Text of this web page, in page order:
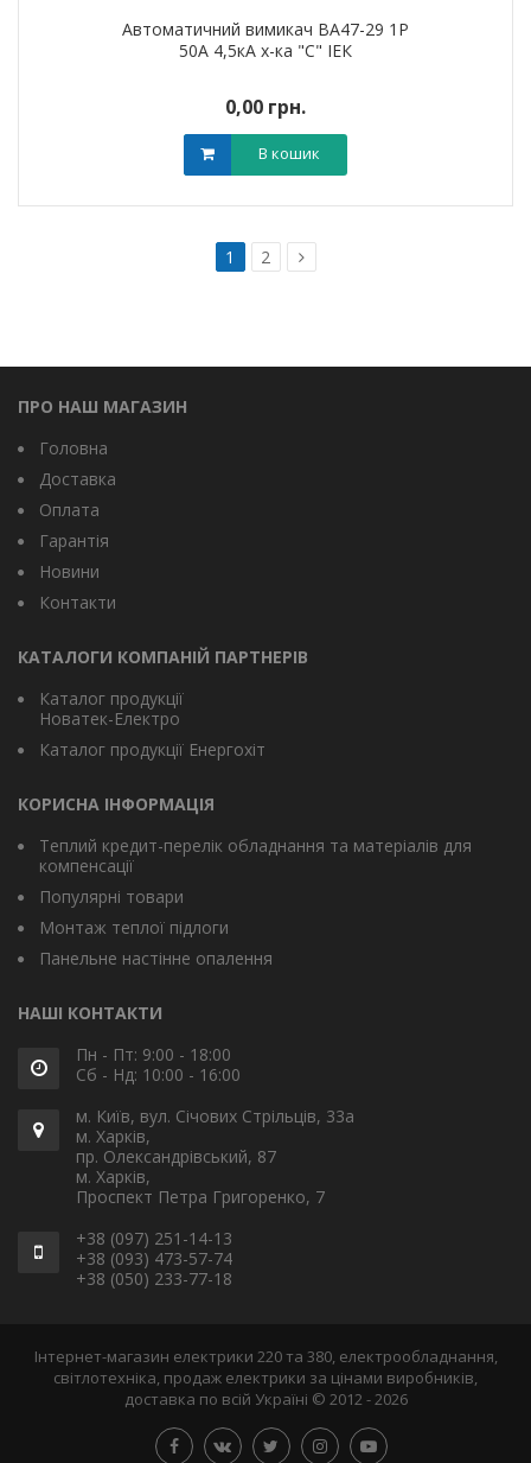
Автоматичний вимикач ВА47-29 1Р
50А 4,5кА х-ка "С" ІЕК
0,00 грн.
В кошик
1 2
ПРО НАШ МАГАЗИН
Головна
Доставка
Оплата
Гарантія
Новини
Контакти
КАТАЛОГИ КОМПАНІЙ ПАРТНЕРІВ
Каталог продукції
Новатек-Електро
Каталог продукції Енергохіт
КОРИСНА ІНФОРМАЦІЯ
Теплий кредит-перелік обладнання та матеріалів для
компенсації
Популярні товари
Монтаж теплої підлоги
Панельне настінне опалення
НАШІ КОНТАКТИ
Пн - Пт: 9:00 - 18:00
Сб - Нд: 10:00 - 16:00
м. Київ, вул. Січових Стрільців, 33а
м. Харків,
пр. Олександрівський, 87
м. Харків,
Проспект Петра Григоренко, 7
+38 (097) 251-14-13
+38 (093) 473-57-74
+38 (050) 233-77-18
Інтернет-магазин електрики 220 та 380, електрообладнання,
світлотехніка, продаж електрики за цінами виробників,
доставка по всій Україні © 2012 - 2026